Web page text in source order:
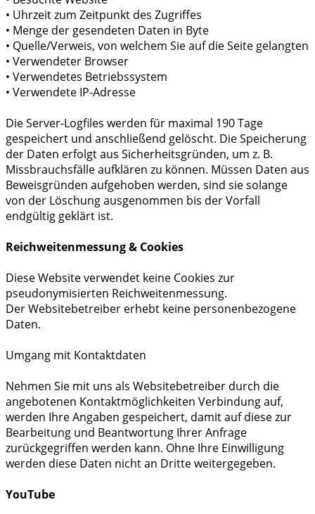
• Uhrzeit zum Zeitpunkt des Zugriffes
• Menge der gesendeten Daten in Byte
• Quelle/Verweis, von welchem Sie auf die Seite gelangten
• Verwendeter Browser
• Verwendetes Betriebssystem
• Verwendete IP-Adresse
Die Server-Logfiles werden für maximal 190 Tage
gespeichert und anschließend gelöscht. Die Speicherung
der Daten erfolgt aus Sicherheitsgründen, um z. B.
Missbrauchsfälle aufklären zu können. Müssen Daten aus
Beweisgründen aufgehoben werden, sind sie solange
von der Löschung ausgenommen bis der Vorfall
endgültig geklärt ist.
Reichweitenmessung & Cookies
Diese Website verwendet keine Cookies zur
pseudonymisierten Reichweitenmessung.
Der Websitebetreiber erhebt keine personenbezogene
Daten.
Umgang mit Kontaktdaten
Nehmen Sie mit uns als Websitebetreiber durch die
angebotenen Kontaktmöglichkeiten Verbindung auf,
werden Ihre Angaben gespeichert, damit auf diese zur
Bearbeitung und Beantwortung Ihrer Anfrage
zurückgegriffen werden kann. Ohne Ihre Einwilligung
werden diese Daten nicht an Dritte weitergegeben.
YouTube